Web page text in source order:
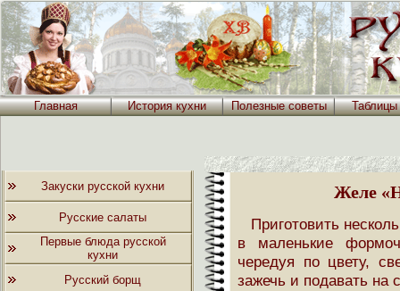
Главная История кухни Полезные советы
Закуски русской кухни
Русские салаты
Первые блюда русской
кухни
Русский борщ
Желе
Приготовить
в маленькие
чередуя по цвету,
зажечь и подавать на